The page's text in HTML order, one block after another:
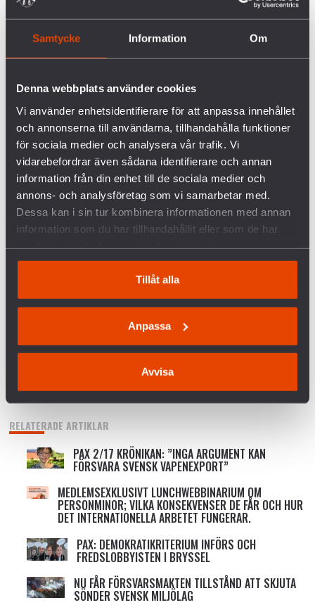
Samtycke Information Om
Denna webbplats använder cookies
Vi använder enhetsidentifierare för att anpassa innehållet
och annonserna till användarna, tillhandahålla funktioner
för sociala medier och analysera vår trafik. Vi
vidarebefordrar även sådana identifierare och annan
information från din enhet till de sociala medier och
annons- och analysföretag som vi samarbetar med.
Dessa kan i sin tur kombinera informationen med annan
information som du har tillhandahållit eller som de har
Tillåt alla
Anpassa
Avvisa
I DET HÄR NUMRET av Pax finns röster från
Det känns som början på något stort.
AGNES HELLSTRÖM, ordförande Svenska Freds
FÖRETAGEN INOM VAPENINDUSTRIN
VANLIGA FRÅGOR OCH SVAR OM KRIGET I
UKRAINA
SVERIGES VAPENHANDEL MED ISRAEL
KRÖNIKA: ÖB HAR RÄTT – MILITÄREN KAN INTE
VINNA FREDEN
P3 DOKUMENTÄR OM BOFORSAFFÄREN
RELATERADE ARTIKLAR
PAX 2/17 KRÖNIKAN: ”INGA ARGUMENT KAN
FÖRSVARA SVENSK VAPENEXPORT”
MEDLEMSEXKLUSIVT LUNCHWEBBINARIUM OM
PERSONMINOR; VILKA KONSEKVENSER DE FÅR OCH HUR
DET INTERNATIONELLA ARBETET FUNGERAR.
PAX: DEMOKRATIKRITERIUM INFÖRS OCH
FREDSLOBBYISTEN I BRYSSEL
NU FÅR FÖRSVARSMAKTEN TILLSTÅND ATT SKJUTA
SÖNDER SVENSK MILJÖLAG